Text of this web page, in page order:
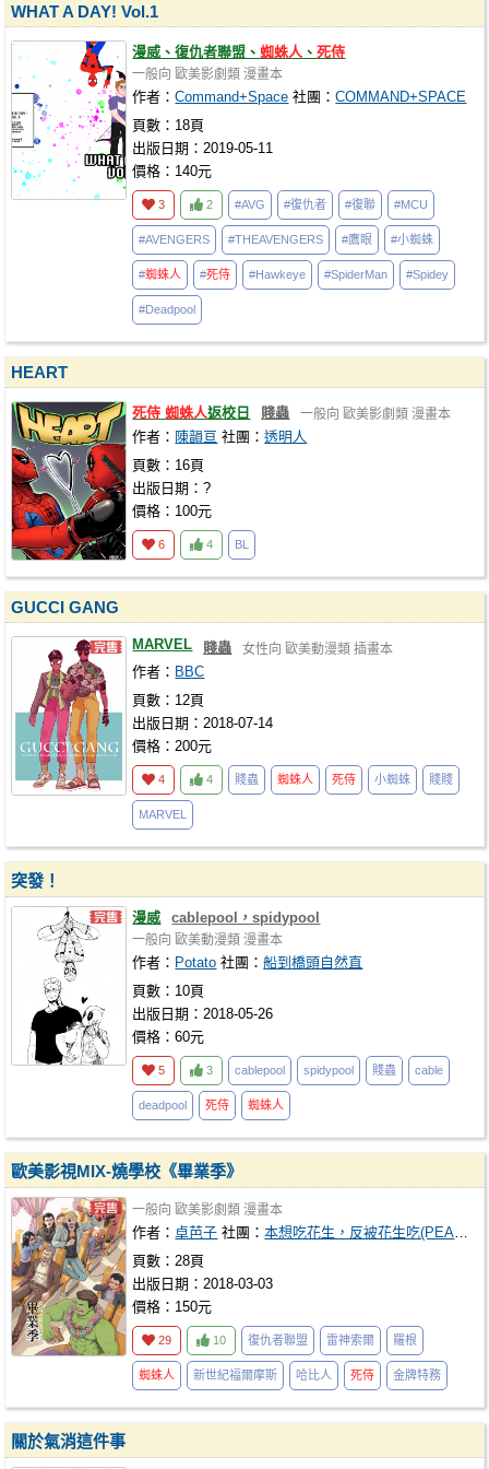
WHAT A DAY! Vol.1
漫威、復仇者聯盟、蜘蛛人 、死侍
一般向 歐美影劇類 漫畫本
作者：Command+Space 社團：COMMAND+SPACE
頁數：18頁
出版日期：2019-05-11
價格：140元
3 2 #AVG #復仇者 #復聯 #MCU
#AVENGERS #THEAVENGERS #鷹眼 #小蜘蛛
#蜘蛛人 #死侍 #Hawkeye #SpiderMan #Spidey
#Deadpool
HEART
死侍 蜘蛛人返校日 賤蟲 一般向 歐美影劇類 漫畫本
作者： 陳韻亘 社團：透明人
頁數：16頁
出版日期：?
價格：100元
6 4 BL
GUCCI GANG
MARVEL 賤蟲 女性向 歐美動漫類 插畫本
作者： BBC
頁數：12頁
出版日期：2018-07-14
價格：200元
4 4 賤蟲 蜘蛛人 死侍 小蜘蛛 賤賤
MARVEL
突發！
漫威 cablepool，spidypool
一般向 歐美動漫類 漫畫本
作者： Potato 社團：船到橋頭自然直
頁數：10頁
出版日期：2018-05-26
價格：60元
5 3 cablepool spidypool 賤蟲 cable
deadpool 死侍 蜘蛛人
歐美影視MIX-燒學校《畢業季》
一般向 歐美影劇類 漫畫本
作者：卓芭子 社團：本想吃花生，反被花生吃(PEANUTS BANANA)
頁數：28頁
出版日期：2018-03-03
價格：150元
29 10 復仇者聯盟 雷神索爾 羅根
蜘蛛人 新世紀福爾摩斯 哈比人 死侍 金牌特務
關於氣消這件事